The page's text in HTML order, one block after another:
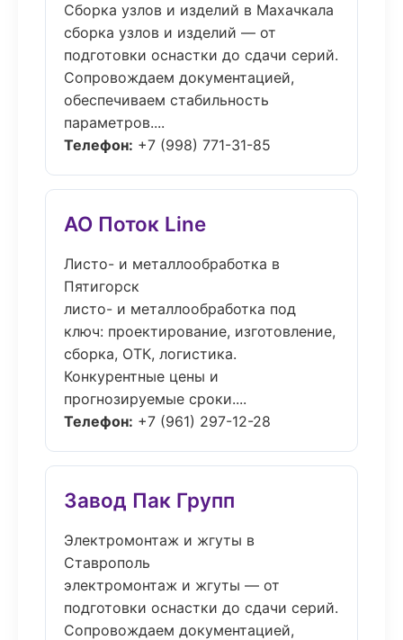
Сборка узлов и изделий в Махачкала
сборка узлов и изделий — от
подготовки оснастки до сдачи серий.
Сопровождаем документацией,
обеспечиваем стабильность
параметров....
Телефон: +7 (998) 771-31-85
АО Поток Line
Листо- и металлообработка в
Пятигорск
листо- и металлообработка под
ключ: проектирование, изготовление,
сборка, ОТК, логистика.
Конкурентные цены и
прогнозируемые сроки....
Телефон: +7 (961) 297-12-28
Завод Пак Групп
Электромонтаж и жгуты в
Ставрополь
электромонтаж и жгуты — от
подготовки оснастки до сдачи серий.
Сопровождаем документацией,